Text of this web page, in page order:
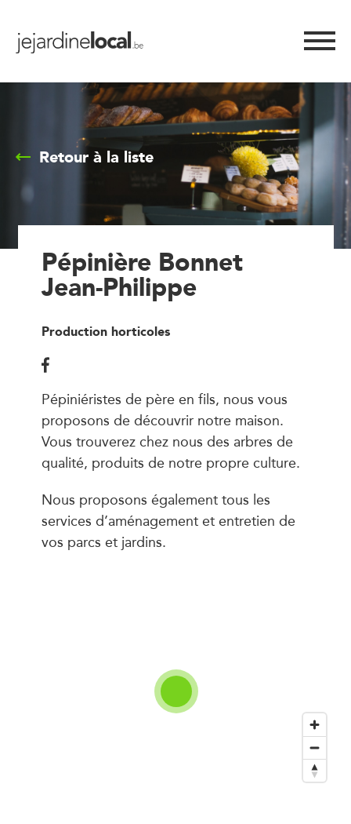
Retour à la liste
Pépinière Bonnet
Jean-Philippe
Production horticoles
Pépiniéristes de père en fils, nous vous
proposons de découvrir notre maison.
Vous trouverez chez nous des arbres de
qualité, produits de notre propre culture.
Nous proposons également tous les
services d’aménagement et entretien de
vos parcs et jardins.